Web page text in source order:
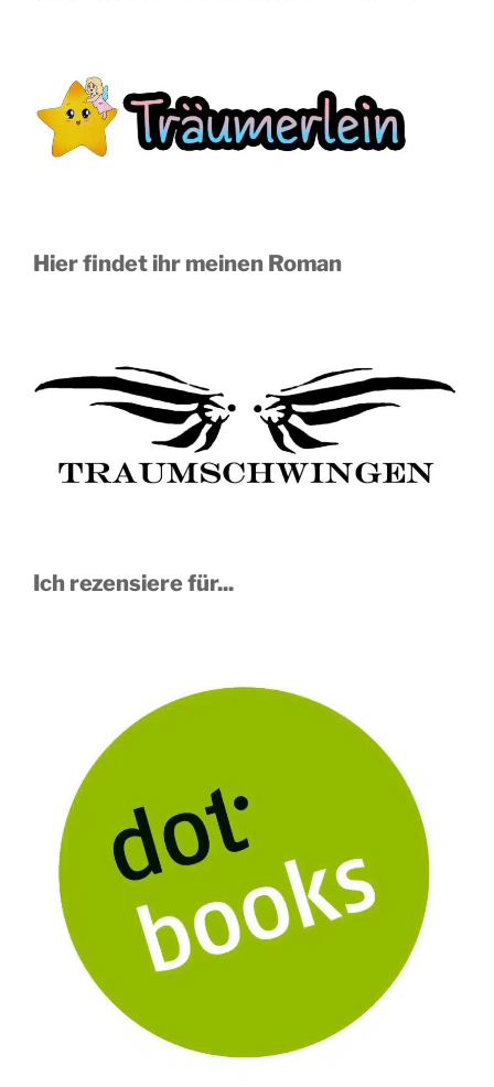
Hier findet ihr meinen Roman
Ich rezensiere für...